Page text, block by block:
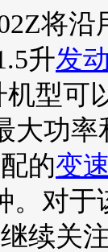
2Z将沿
升发
机型可
大功率
的变
。对于
续关